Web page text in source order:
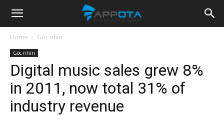
Appota
News
Home Góc nhìn
Góc nhìn
Digital music sales grew 8%
in 2011, now total 31% of
industry revenue